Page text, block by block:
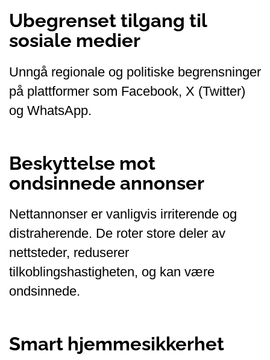
Ubegrenset tilgang til
sosiale medier
Unngå regionale og politiske begrensninger
på plattformer som Facebook, X (Twitter)
og WhatsApp.
Beskyttelse mot
ondsinnede annonser
Nettannonser er vanligvis irriterende og
distraherende. De roter store deler av
nettsteder, reduserer
tilkoblingshastigheten, og kan være
ondsinnede.
Smart hjemmesikkerhet